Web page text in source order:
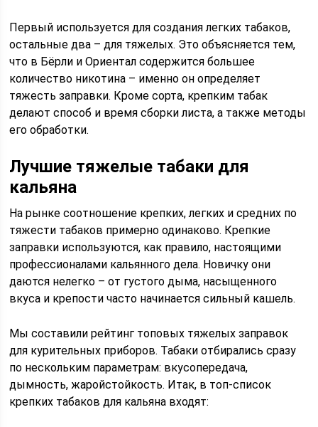
Первый используется для создания легких табаков,
остальные два – для тяжелых. Это объясняется тем,
что в Бёрли и Ориентал содержится большее
количество никотина – именно он определяет
тяжесть заправки. Кроме сорта, крепким табак
делают способ и время сборки листа, а также методы
его обработки.
Лучшие тяжелые табаки для
кальяна
На рынке соотношение крепких, легких и средних по
тяжести табаков примерно одинаково. Крепкие
заправки используются, как правило, настоящими
профессионалами кальянного дела. Новичку они
даются нелегко – от густого дыма, насыщенного
вкуса и крепости часто начинается сильный кашель.
Мы составили рейтинг топовых тяжелых заправок
для курительных приборов. Табаки отбирались сразу
по нескольким параметрам: вкусопередача,
дымность, жаройстойкость. Итак, в топ-список
крепких табаков для кальяна входят: